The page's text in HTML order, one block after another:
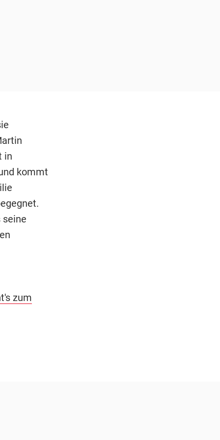
in
kommt
seine
zum